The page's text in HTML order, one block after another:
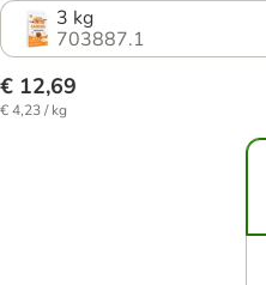
3 kg
703887.1
€ 12,69
€ 4,23 / kg